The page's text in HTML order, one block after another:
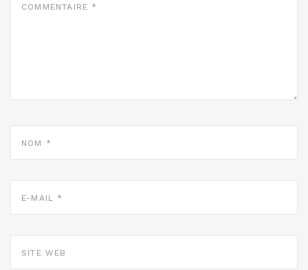
NOM
E-
MAIL
SITE
WEB